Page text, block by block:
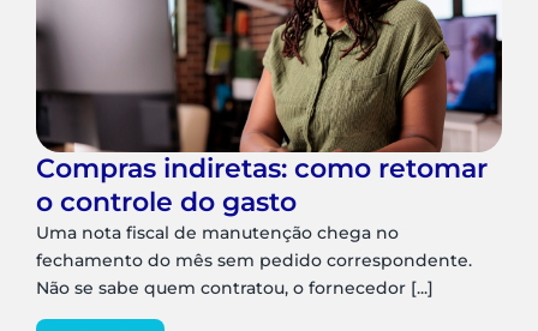
Compras indiretas: como retomar
o controle do gasto
Uma nota fiscal de manutenção chega no
fechamento do mês sem pedido correspondente.
Não se sabe quem contratou, o fornecedor [...]